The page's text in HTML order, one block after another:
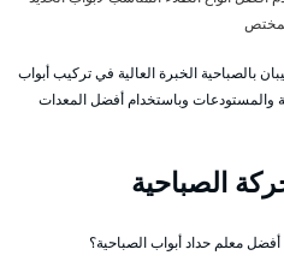
بالصباحية الخبرة العالية في تركيب أبواب
والمستودعات وباستخدام أفضل المعدات
الصباحية
معلم حداد أبواب الصباحية؟